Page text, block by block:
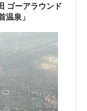
ゴーアラウンド
温泉」